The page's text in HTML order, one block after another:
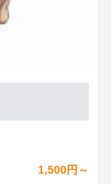
1,500円～